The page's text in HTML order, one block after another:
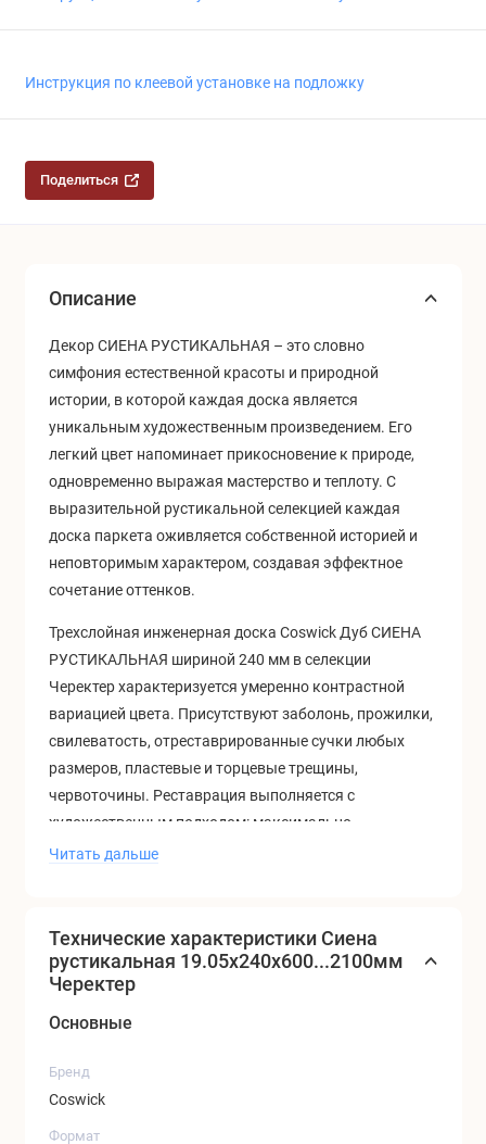
Поделиться
Инструкция по клеевой установке на подложку
Описание
Декор СИЕНА РУСТИКАЛЬНАЯ – это словно
симфония естественной красоты и природной
истории, в которой каждая доска является
уникальным художественным произведением. Его
легкий цвет напоминает прикосновение к природе,
одновременно выражая мастерство и теплоту. С
выразительной рустикальной селекцией каждая
доска паркета оживляется собственной историей и
неповторимым характером, создавая эффектное
сочетание оттенков.
Трехслойная инженерная доска Coswick Дуб СИЕНА
РУСТИКАЛЬНАЯ шириной 240 мм в селекции
Черектер характеризуется умеренно контрастной
вариацией цвета. Присутствуют заболонь, прожилки,
свилеватость, отреставрированные сучки любых
размеров, пластевые и торцевые трещины,
червоточины. Реставрация выполняется с
художественным подходом: максимально
сохраняется первозданный вид сучков, для
натуральность и солидность дубовых паркетных
полов.
Читать дальше
Технические характеристики Сиена
рустикальная 19.05x240x600...2100мм
Черектер
Основные
Бренд
Coswick
Формат